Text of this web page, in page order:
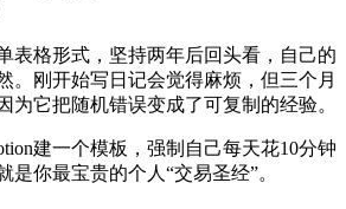
表格形式，坚持两年后回头看，自己的
。刚开始写日记会觉得麻烦，但三个月
它把随机错误变成了可复制的经验。
建一个模板，强制自己每天花10分钟
是你最宝贵的个人“交易圣经”。